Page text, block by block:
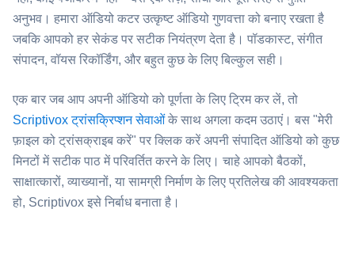
अनुभव। हमारा ऑडियो कटर उत्कृष्ट ऑडियो गुणवत्ता को बनाए रखता है
जबकि आपको हर सेकंड पर सटीक नियंत्रण देता है। पॉडकास्ट, संगीत
संपादन, वॉयस रिकॉर्डिंग, और बहुत कुछ के लिए बिल्कुल सही।
एक बार जब आप अपनी ऑडियो को पूर्णता के लिए ट्रिम कर लें, तो
Scriptivox ट्रांसक्रिप्शन सेवाओंके साथ अगला कदम उठाएं। बस "मेरी
फ़ाइल को ट्रांसक्राइब करें" पर क्लिक करें अपनी संपादित ऑडियो को कुछ
मिनटों में सटीक पाठ में परिवर्तित करने के लिए। चाहे आपको बैठकों,
साक्षात्कारों, व्याख्यानों, या सामग्री निर्माण के लिए प्रतिलेख की आवश्यकता
हो, Scriptivox इसे निर्बाध बनाता है।